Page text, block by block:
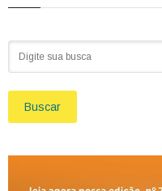
Buscar